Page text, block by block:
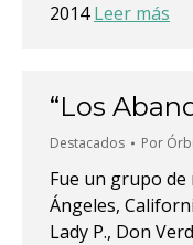
2014Leer más
“Los
Destacados Por
Fue un grupo
Ángeles,
Lady P., Don